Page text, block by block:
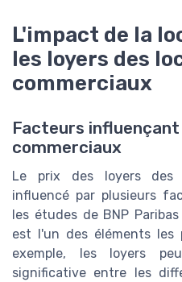
L'impact de la
les loyers des
commerciaux
Facteurs
commerciaux
Le prix des loyers des
influencé par plusieurs
les études de BNP
est l'un des éléments les
exemple, les loyers
significative entre les